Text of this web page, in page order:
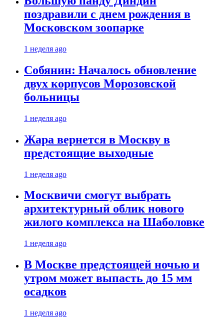
поздравили с днем рождения в
Московском зоопарке
1 неделя ago
Собянин: Началось обновление
двух корпусов Морозовской
больницы
1 неделя ago
Жара вернется в Москву в
предстоящие выходные
1 неделя ago
Москвичи смогут выбрать
архитектурный облик нового
жилого комплекса на Шаболовке
1 неделя ago
В Москве предстоящей ночью и
утром может выпасть до 15 мм
осадков
1 неделя ago